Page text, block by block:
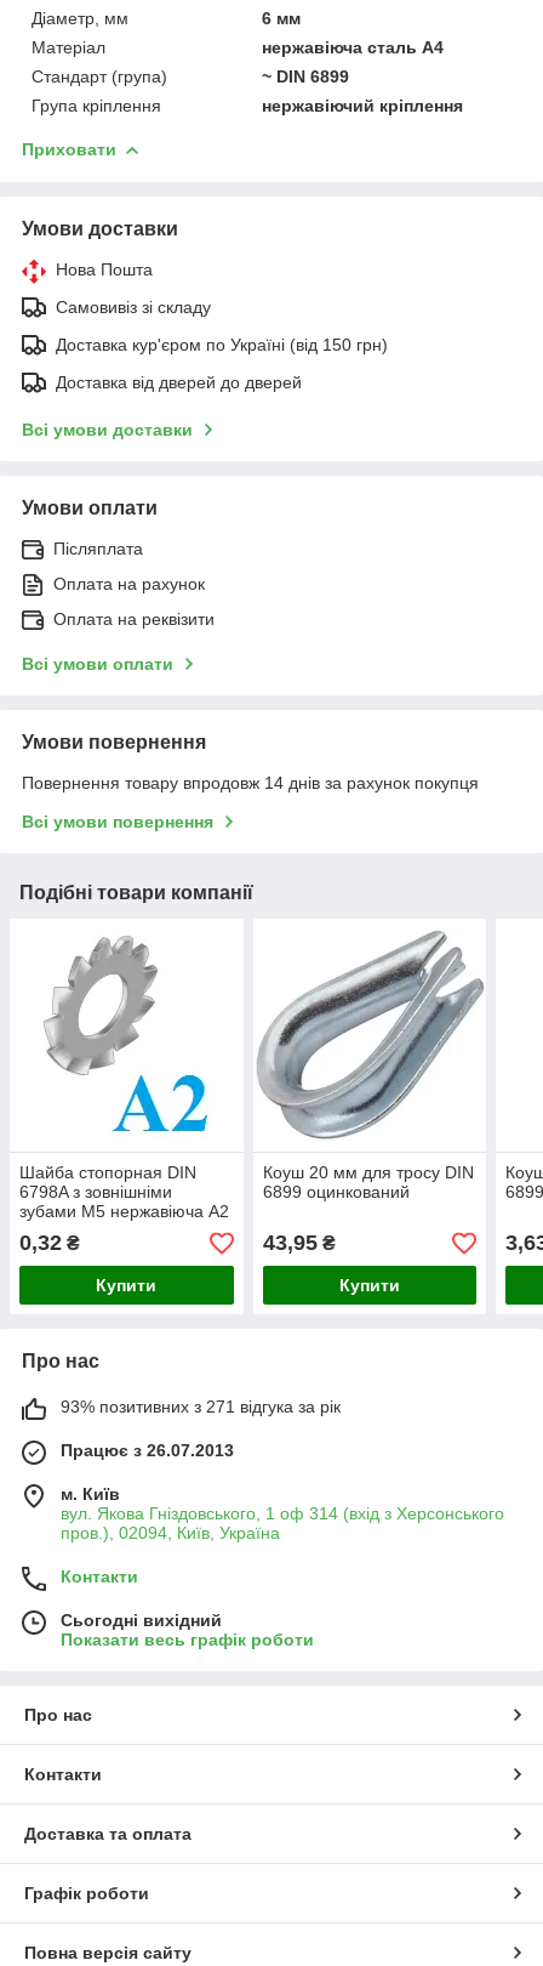
Діаметр, мм
6 мм
Матеріал
нержавіюча сталь А4
Стандарт (група)
~ DIN 6899
Група кріплення
нержавіючий кріплення
Приховати
Умови доставки
Нова Пошта
Самовивіз зі складу
Доставка кур'єром по Україні (від 150 грн)
Доставка від дверей до дверей
Всі умови доставки
Умови оплати
Післяплата
Оплата на рахунок
Оплата на реквізити
Всі умови оплати
Умови повернення
Повернення товару впродовж 14 днів за рахунок покупця
Всі умови повернення
Подібні товари компанії
Шайба стопорная DIN
6798A з зовнішніми
зубами М5 нержавіюча А2
(1000 шт/уп)
0,32 ₴
Купити
Коуш 20 мм для тросу DIN
6899 оцинкований
43,95₴
Купити
Про нас
93% позитивних з 271 відгука за рік
Працює з 26.07.2013
м. Київ
вул. Якова Гніздовського, 1 оф 314 (вхід з Херсонського
пров.), 02094, Київ, Україна
Контакти
Сьогодні вихідний
Показати весь графік роботи
Про нас
Контакти
Доставка та оплата
Графік роботи
Повна версія сайту